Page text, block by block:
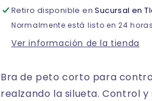
del
busto
#689
del
busto
#689
Retiro disponible enSucursal en
Normalmente está listo en 24 horas
Ver información de la tienda
Bra de peto corto para
realzando la silueta. Control